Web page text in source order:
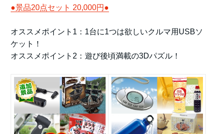
●景品20点セット 20,000円●
オススメポイント1：1台に1つは欲しいクルマ用USBソ
ケット！
オススメポイント2：遊び後頃満載の3Dパズル！